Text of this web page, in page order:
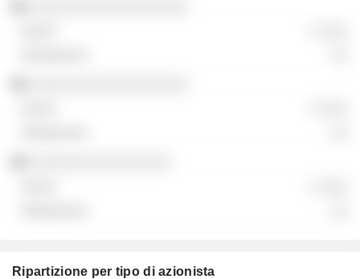
Ripartizione per tipo di azionista